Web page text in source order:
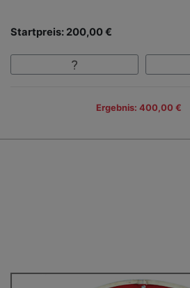
Startpreis: 200,00 €
Ergebnis: 400,00 €